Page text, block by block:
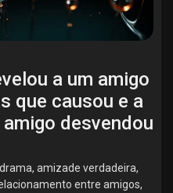
a um amigo
que causou e a
desvendou
amizade verdadeira,
entre amigos,